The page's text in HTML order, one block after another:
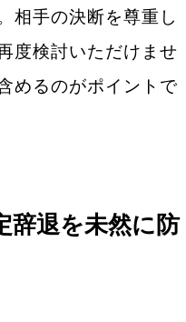
相手の決断を尊重し
度検討いただけませ
めるのがポイントで
辞退を未然に防